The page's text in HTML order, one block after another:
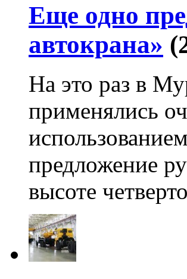
Еще одно
автокрана»
На это раз в
применялись
предложение
высоте